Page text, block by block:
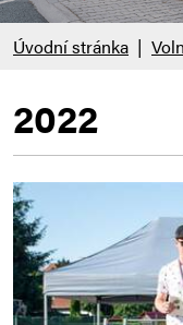
Úvodní stránka
2022